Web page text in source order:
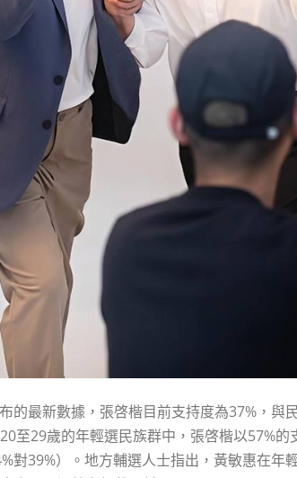
的最新數據，張啓楷目前支持度為37%，與
至29歲的年輕選民族群中，張啓楷以57%
對39%）。地方輔選人士指出，黃敏惠在年